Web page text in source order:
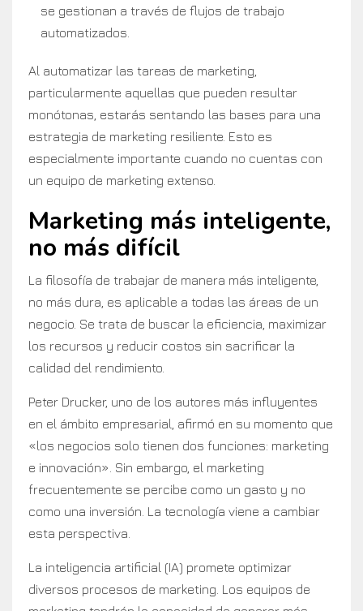
se gestionan a través de flujos de trabajo
automatizados.
Al automatizar las tareas de marketing,
particularmente aquellas que pueden resultar
monótonas, estarás sentando las bases para una
estrategia de marketing resiliente. Esto es
especialmente importante cuando no cuentas con
un equipo de marketing extenso.
Marketing más inteligente,
no más difícil
La filosofía de trabajar de manera más inteligente,
no más dura, es aplicable a todas las áreas de un
negocio. Se trata de buscar la eficiencia, maximizar
los recursos y reducir costos sin sacrificar la
calidad del rendimiento.
Peter Drucker, uno de los autores más influyentes
en el ámbito empresarial, afirmó en su momento que
«los negocios solo tienen dos funciones: marketing
e innovación». Sin embargo, el marketing
frecuentemente se percibe como un gasto y no
como una inversión. La tecnología viene a cambiar
esta perspectiva.
La inteligencia artificial (IA) promete optimizar
diversos procesos de marketing. Los equipos de